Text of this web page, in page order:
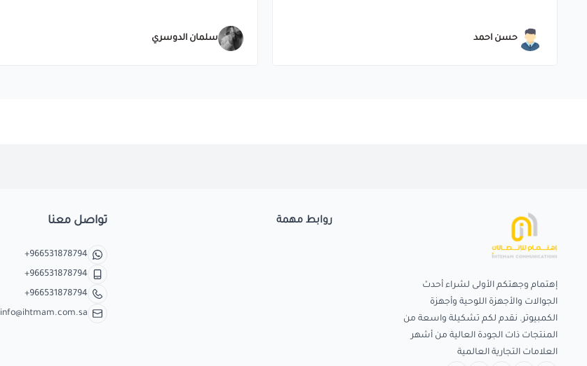
حسن احمد سلمان الدوسري
إهتمام وجهتكم الأولى لشراء أحدث
الجوالات والأجهزة اللوحية وأجهزة
الكمبيوتر. نقدم لكم تشكيلة واسعة من
المنتجات ذات الجودة العالية من أشهر
العلامات التجارية العالمية
روابط مهمة تواصل معنا
+966531878794
+966531878794
+966531878794
info@ihtmam.com.sa